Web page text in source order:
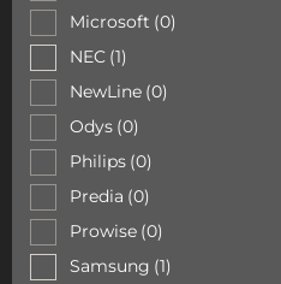
Microsoft (0)
NEC (1)
NewLine (0)
Odys (0)
Philips (0)
Predia (0)
Prowise (0)
Samsung (1)